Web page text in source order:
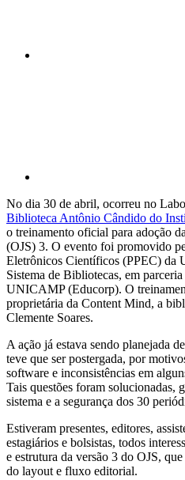
No dia 30 de abril, ocorreu no
Biblioteca Antônio Cândido do
o treinamento oficial para adoção
(OJS) 3. O evento foi promovido
Eletrônicos Científicos (PPEC) da
Sistema de Bibliotecas, em
UNICAMP (Educorp). O
proprietária da Content Mind, a
Clemente Soares.
A ação já estava sendo planejada
teve que ser postergada, por
software e inconsistências em
Tais questões foram solucionadas,
sistema e a segurança dos 30
Estiveram presentes, editores,
estagiários e bolsistas, todos
e estrutura da versão 3 do OJS,
do layout e fluxo editorial.